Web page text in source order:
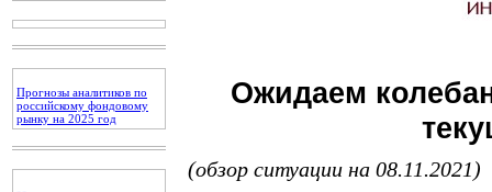
Прогнозы аналитиков по
российскому фондовому
рынку на 2025 год
Ожидаем
(обзор ситуации на 08.11.2021)